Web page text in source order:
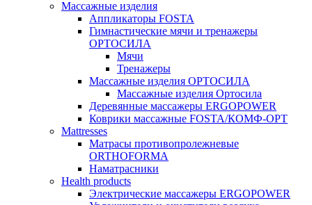
Массажные изделия
Аппликаторы FOSTA
Гимнастические мячи и тренажеры
ОРТОСИЛА
Мячи
Тренажеры
Массажные изделия ОРТОСИЛА
Массажные изделия Ортосила
Деревянные массажеры ERGOPOWER
Коврики массажные FOSTA/КОМФ-ОРТ
Мattresses
Матрасы противопролежневые
ORTHOFORMA
Наматрасники
Health products
Электрические массажеры ERGOPOWER